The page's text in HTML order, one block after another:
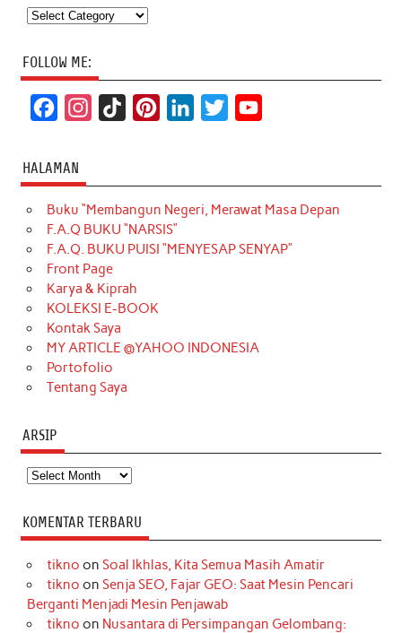
Categories
FOLLOW ME:
c
e
b
o
o
k
t
a
g
r
a
m
T
o
k
t
e
r
k
e
d
t
t
e
T
u
b
HALAMAN
Buku “Membangun Negeri, Merawat Masa Depan
F.A.Q BUKU “NARSIS”
F.A.Q. BUKU PUISI “MENYESAP SENYAP”
Front Page
Karya & Kiprah
KOLEKSI E-BOOK
Kontak Saya
MY ARTICLE @YAHOO INDONESIA
Portofolio
Tentang Saya
ARSIP
Arsip
KOMENTAR TERBARU
tikno on Soal Ikhlas, Kita Semua Masih Amatir
tikno on Senja SEO, Fajar GEO: Saat Mesin Pencari
Berganti Menjadi Mesin Penjawab
tikno on Nusantara di Persimpangan Gelombang: